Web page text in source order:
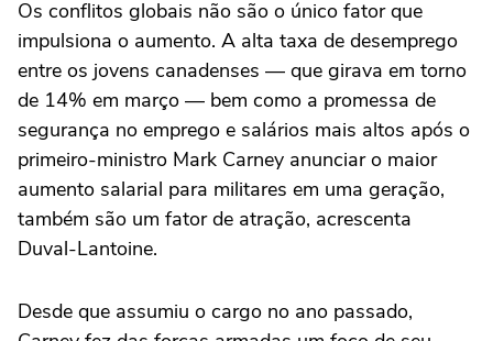
Os conflitos globais não são o único fator que
impulsiona o aumento. A alta taxa de desemprego
entre os jovens canadenses — que girava em torno
de 14% em março — bem como a promessa de
segurança no emprego e salários mais altos após o
primeiro-ministro Mark Carney anunciar o maior
aumento salarial para militares em uma geração,
também são um fator de atração, acrescenta
Duval-Lantoine.
Desde que assumiu o cargo no ano passado,